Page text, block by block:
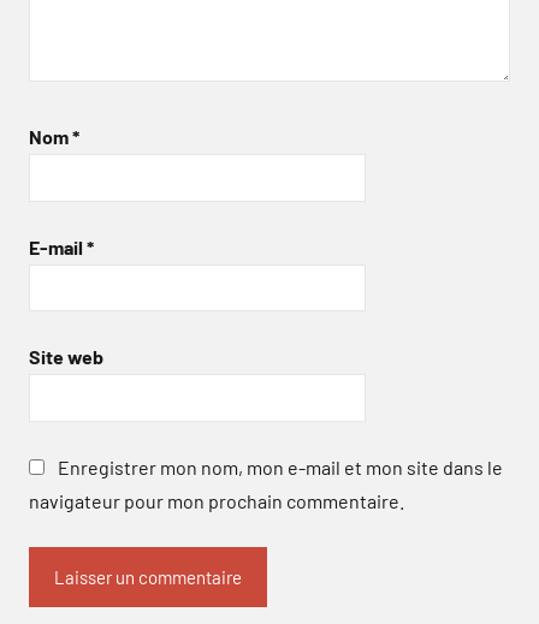
Nom*
E-mail *
Site web
Enregistrer mon nom, mon e-mail et mon site dans le
navigateur pour mon prochain commentaire.